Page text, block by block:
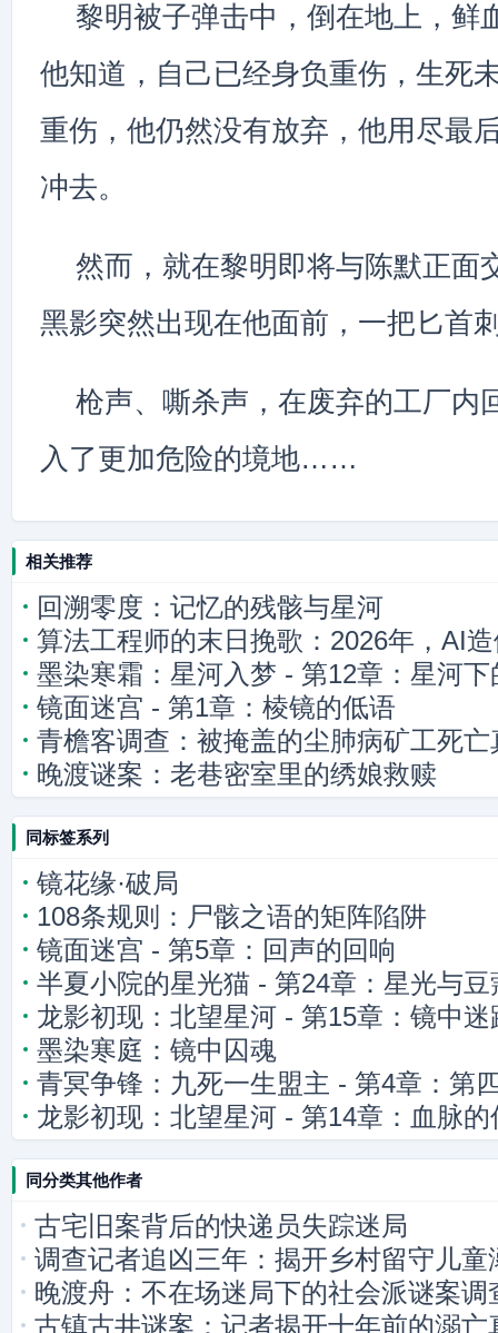
黎明被子弹击中，倒在地上，鲜
他知道，自己已经身负重伤，生死
重伤，他仍然没有放弃，他用尽最
冲去。
然而，就在黎明即将与陈默正面
黑影突然出现在他面前，一把匕首
枪声、嘶杀声，在废弃的工厂内
入了更加危险的境地……
相关推荐
回溯零度：记忆的残骸与星河
算法工程师的末日挽歌：2026年，AI
密
墨染寒霜：星河入梦 - 第12章：星河下
镜面迷宫 - 第1章：棱镜的低语
青檐客调查：被掩盖的尘肺病矿工死亡
晚渡谜案：老巷密室里的绣娘救赎
同标签系列
镜花缘·破局
108条规则：尸骸之语的矩阵陷阱
镜面迷宫 - 第5章：回声的回响
半夏小院的星光猫 - 第24章：星光与豆
龙影初现：北望星河 - 第15章：镜中迷
墨染寒庭：镜中囚魂
青冥争锋：九死一生盟主 - 第4章：第
影逼近
龙影初现：北望星河 - 第14章：血脉的
同分类其他作者
古宅旧案背后的快递员失踪迷局
调查记者追凶三年：揭开乡村留守儿
晚渡舟：不在场迷局下的社会派谜案调
古镇古井谜案：记者揭开十年前的溺亡